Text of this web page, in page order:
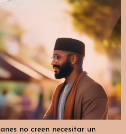
no creen necesitar un